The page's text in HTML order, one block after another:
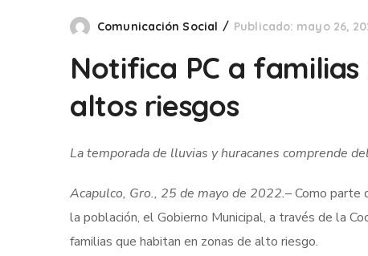
Comunicación Social Publicado: mayo 26,
Notifica PC a
altos riesgos
La temporada de lluvias y huracanes comprende
Acapulco, Gro., 25 de mayo de 2022.– Como parte
la población, el Gobierno Municipal, a través de la
familias que habitan en zonas de alto riesgo.